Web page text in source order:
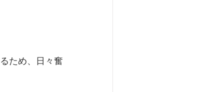
ため、日々奮